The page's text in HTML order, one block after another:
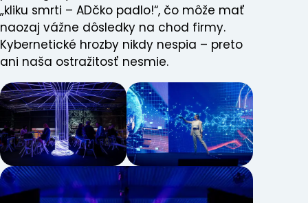
„kliku smrti – ADčko padlo!“, čo môže mať
naozaj vážne dôsledky na chod firmy.
Kybernetické hrozby nikdy nespia – preto
ani naša ostražitosť nesmie.